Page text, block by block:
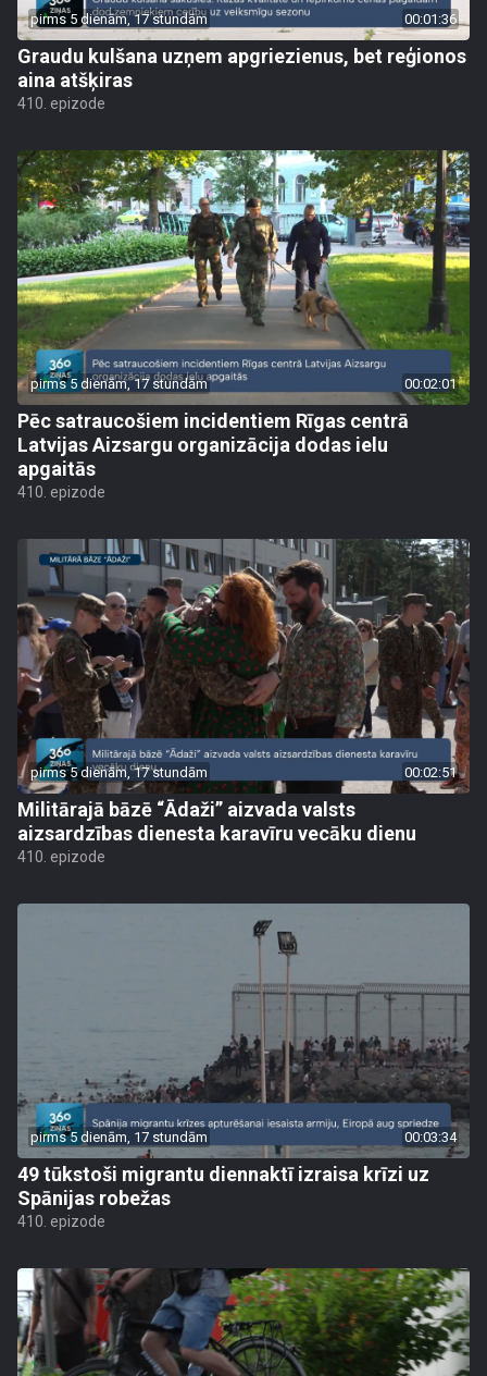
pirms 5 dienām, 17 stundām 00:01:36
Graudu kulšana uzņem apgriezienus, bet reģionos
aina atšķiras
410. epizode
pirms 5 dienām, 17 stundām 00:02:01
Pēc satraucošiem incidentiem Rīgas centrā
Latvijas Aizsargu organizācija dodas ielu
apgaitās
410. epizode
pirms 5 dienām, 17 stundām 00:02:51
Militārajā bāzē “Ādaži” aizvada valsts
aizsardzības dienesta karavīru vecāku dienu
410. epizode
pirms 5 dienām, 17 stundām 00:03:34
49 tūkstoši migrantu diennaktī izraisa krīzi uz
Spānijas robežas
410. epizode